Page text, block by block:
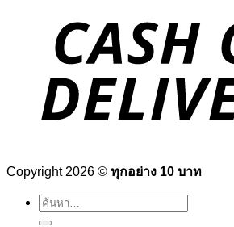
Copyright 2026 © ทุกอย่าง 10 บาท
ค้นหา: